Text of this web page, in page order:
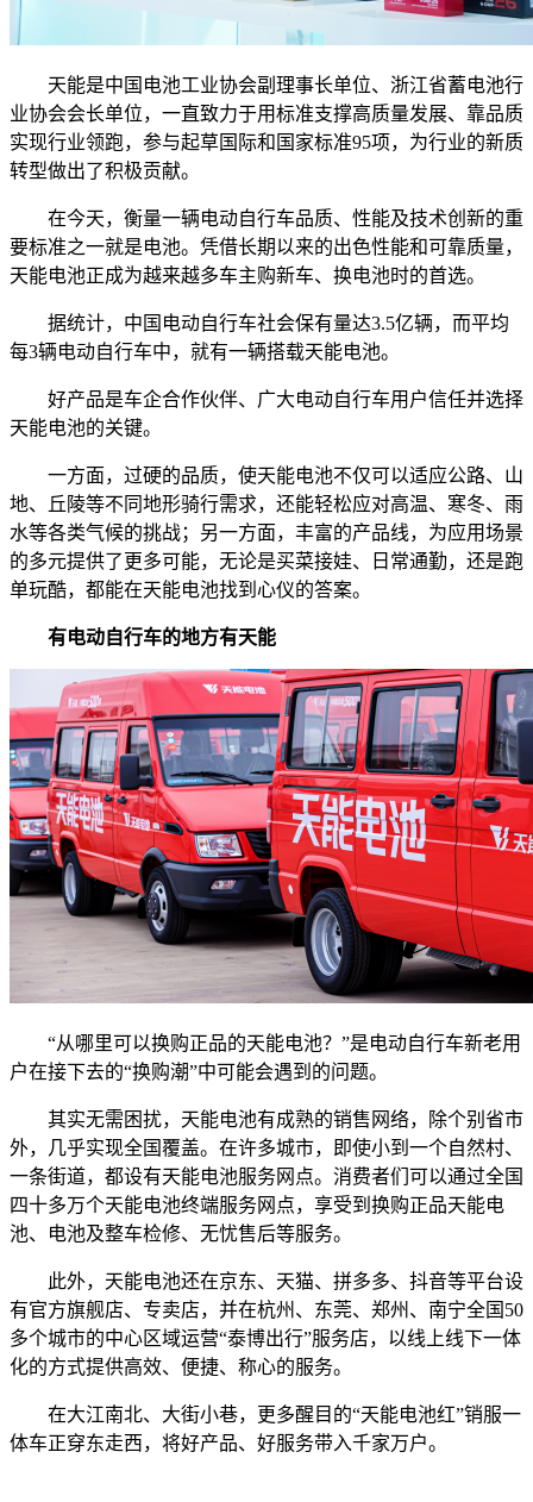
天能是中国电池工业协会副理事长单位、浙江省蓄电池行
业协会会长单位，一直致力于用标准支撑高质量发展、靠品质
实现行业领跑，参与起草国际和国家标准95项，为行业的新质
转型做出了积极贡献。
在今天，衡量一辆电动自行车品质、性能及技术创新的重
要标准之一就是电池。凭借长期以来的出色性能和可靠质量，
天能电池正成为越来越多车主购新车、换电池时的首选。
据统计，中国电动自行车社会保有量达3.5亿辆，而平均
每3辆电动自行车中，就有一辆搭载天能电池。
好产品是车企合作伙伴、广大电动自行车用户信任并选择
天能电池的关键。
一方面，过硬的品质，使天能电池不仅可以适应公路、山
地、丘陵等不同地形骑行需求，还能轻松应对高温、寒冬、雨
水等各类气候的挑战；另一方面，丰富的产品线，为应用场景
的多元提供了更多可能，无论是买菜接娃、日常通勤，还是跑
单玩酷，都能在天能电池找到心仪的答案。
有电动自行车的地方有天能
“从哪里可以换购正品的天能电池？”是电动自行车新老用
户在接下去的“换购潮”中可能会遇到的问题。
其实无需困扰，天能电池有成熟的销售网络，除个别省市
外，几乎实现全国覆盖。在许多城市，即使小到一个自然村、
一条街道，都设有天能电池服务网点。消费者们可以通过全国
四十多万个天能电池终端服务网点，享受到换购正品天能电
池、电池及整车检修、无忧售后等服务。
此外，天能电池还在京东、天猫、拼多多、抖音等平台设
有官方旗舰店、专卖店，并在杭州、东莞、郑州、南宁全国50
多个城市的中心区域运营“泰博出行”服务店，以线上线下一体
化的方式提供高效、便捷、称心的服务。
在大江南北、大街小巷，更多醒目的“天能电池红”销服一
体车正穿东走西，将好产品、好服务带入千家万户。